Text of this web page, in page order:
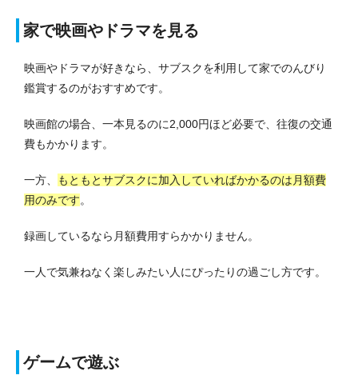
家で映画やドラマを見る
映画やドラマが好きなら、サブスクを利用して家でのんびり
鑑賞するのがおすすめです。
映画館の場合、一本見るのに2,000円ほど必要で、往復の交通
費もかかります。
一方、
もともとサブスクに加入していればかかるのは月額費
用のみです。
録画しているなら月額費用すらかかりません。
一人で気兼ねなく楽しみたい人にぴったりの過ごし方です。
ゲームで遊ぶ